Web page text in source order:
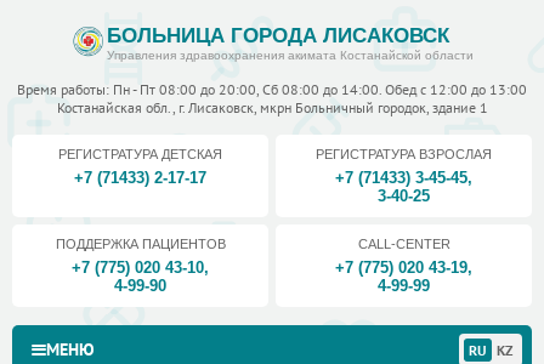
БОЛЬНИЦА ГОРОДА ЛИСАКОВСК
Управления здравоохранения акимата Костанайской области
Время работы: Пн - Пт 08:00 до 20:00, Сб 08:00 до 14:00. Обед с 12:00 до 13:00
Костанайская обл., г. Лисаковск, мкрн Больничный городок, здание 1
РЕГИСТРАТУРА ДЕТСКАЯ
+7 (71433) 2-17-17
РЕГИСТРАТУРА ВЗРОСЛАЯ
+7 (71433) 3-45-45,
3-40-25
ПОДДЕРЖКА ПАЦИЕНТОВ
+7 (775) 020 43-10,
4-99-90
CALL-CENTER
+7 (775) 020 43-19,
4-99-99
МЕНЮ RU KZ